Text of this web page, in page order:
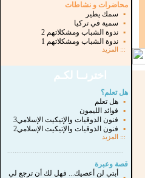
محاضرات و نشاطات
▪
سمك يطير
▪
سمية في تركيا
▪
ندوة الشباب ومشكلاتهم 2
▪
ندوة الشباب ومشكلاتهم 1
::: المزيد
اخترنــا لكـم
هل تعلم؟
▪
هل تعلم
▪
فوائد الليمون
▪
فنون الذوقيات والإتيكيت الإسلامي3
▪
فنون الذوقيات والإتيكيت الإسلامي2
:::
المزيد
قصة وعبرة
أبتي لن أعصيك... فهل لك أن ترجع لي